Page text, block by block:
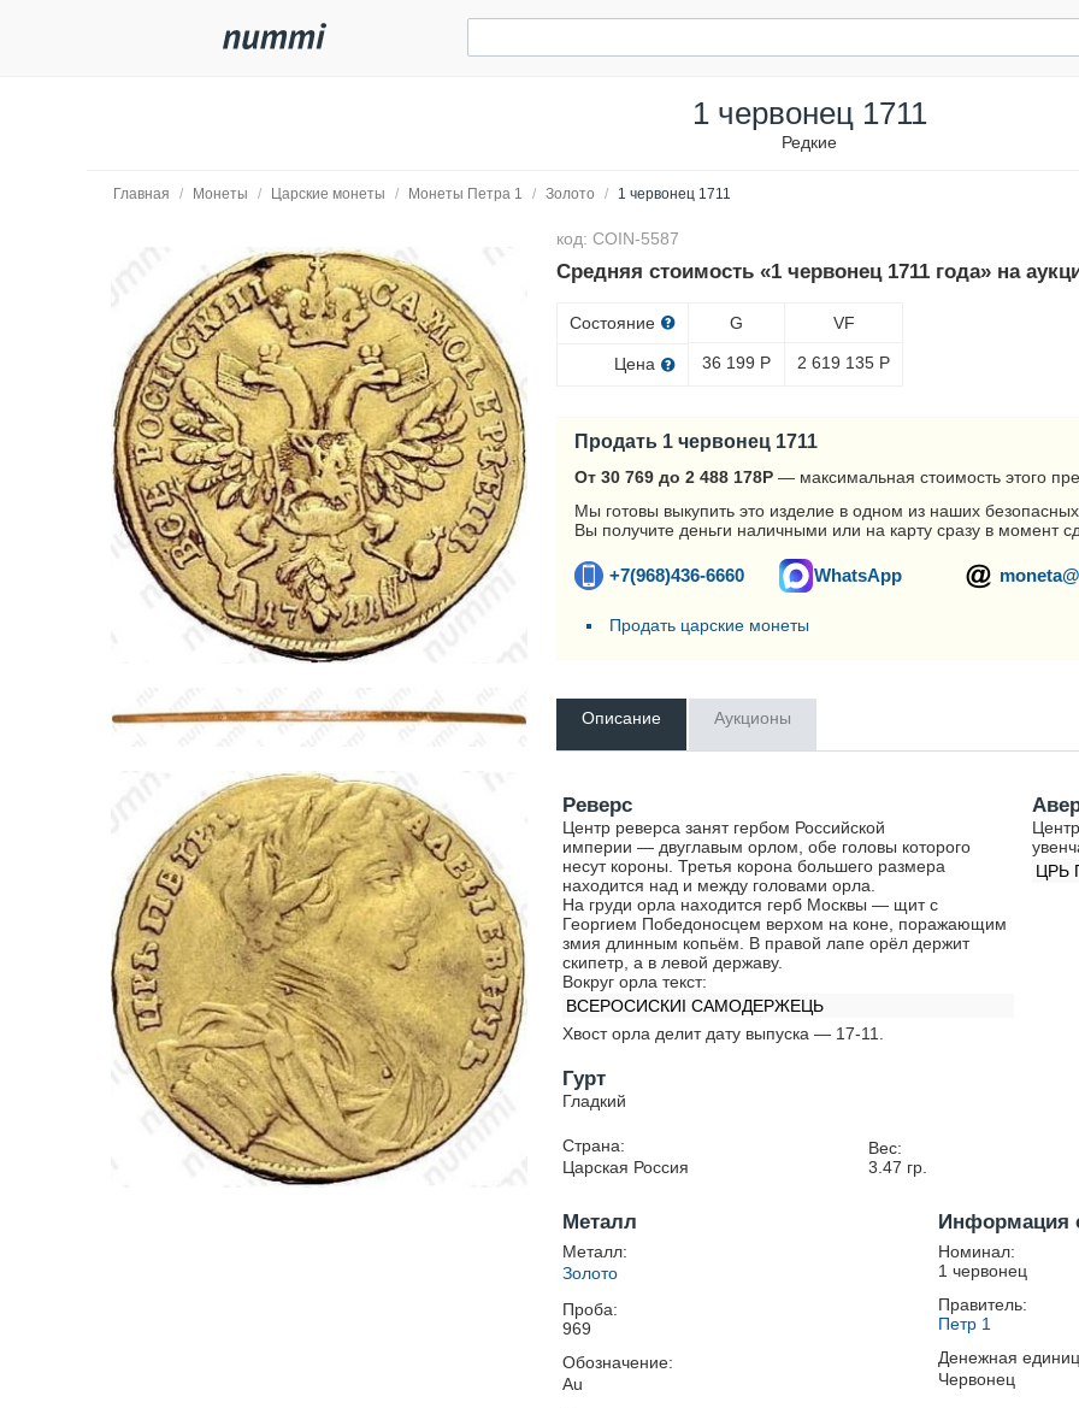
1 червонец 1711
Редкие
Главная / Монеты / Царские монеты / Монеты Петра 1 / Золото / 1 червонец 1711
код: COIN-5587
Средняя стоимость «1 червонец 1711 года» на
Состояние
Цена
G
36 199 Р
VF
2 619 135 Р
Продать 1 червонец 1711
От 30 769 до 2 488 178Р — максимальная стоимость этого
Мы готовы выкупить это изделие в одном из наших
Вы получите деньги наличными или на карту сразу в момент
+7(968)436-6660 WhatsApp
Продать царские монеты
Описание Аукционы
Реверс
Центр реверса занят гербом Российской
империи — двуглавым орлом, обе головы которого
несут короны. Третья корона большего размера
находится над и между головами орла.
На груди орла находится герб Москвы — щит с
Георгием Победоносцем верхом на коне, поражающим
змия длинным копьём. В правой лапе орёл держит
скипетр, а в левой державу.
Вокруг орла текст:
ВСЕРОСИСКИI САМОДЕРЖЕЦЬ
Хвост орла делит дату выпуска — 17-11.
ЦРЬ
Гурт
Гладкий
Страна:
Царская Россия
Вес:
3.47 гр.
Металл
Металл:
Золото
Проба:
969
Обозначение:
Au
Информация
Номинал:
1 червонец
Правитель:
Петр 1
Денежная
Червонец